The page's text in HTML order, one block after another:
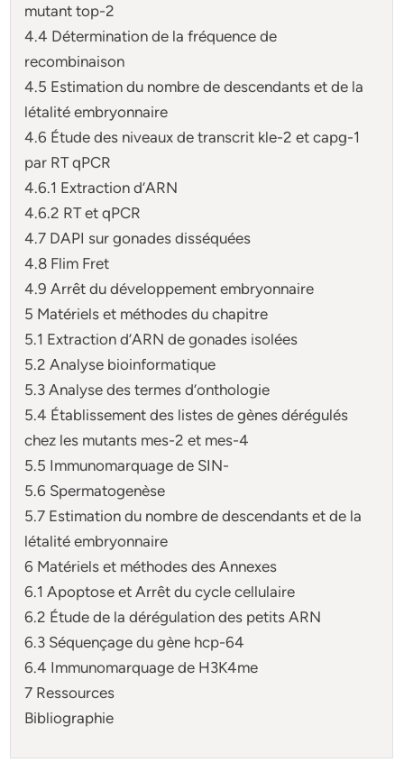
mutant top-2
4.4 Détermination de la fréquence de
recombinaison
4.5 Estimation du nombre de descendants et de la
létalité embryonnaire
4.6 Étude des niveaux de transcrit kle-2 et capg-1
par RT qPCR
4.6.1 Extraction d’ARN
4.6.2 RT et qPCR
4.7 DAPI sur gonades disséquées
4.8 Flim Fret
4.9 Arrêt du développement embryonnaire
5 Matériels et méthodes du chapitre
5.1 Extraction d’ARN de gonades isolées
5.2 Analyse bioinformatique
5.3 Analyse des termes d’onthologie
5.4 Établissement des listes de gènes dérégulés
chez les mutants mes-2 et mes-4
5.5 Immunomarquage de SIN-
5.6 Spermatogenèse
5.7 Estimation du nombre de descendants et de la
létalité embryonnaire
6 Matériels et méthodes des Annexes
6.1 Apoptose et Arrêt du cycle cellulaire
6.2 Étude de la dérégulation des petits ARN
6.3 Séquençage du gène hcp-64
6.4 Immunomarquage de H3K4me
7 Ressources
Bibliographie